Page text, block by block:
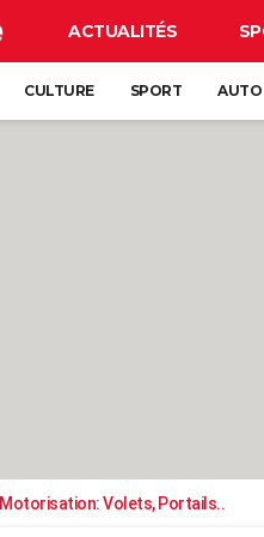
ACTUALITÉS
CULTURE SPORT AUTO
Motorisation: Volets, Portails..